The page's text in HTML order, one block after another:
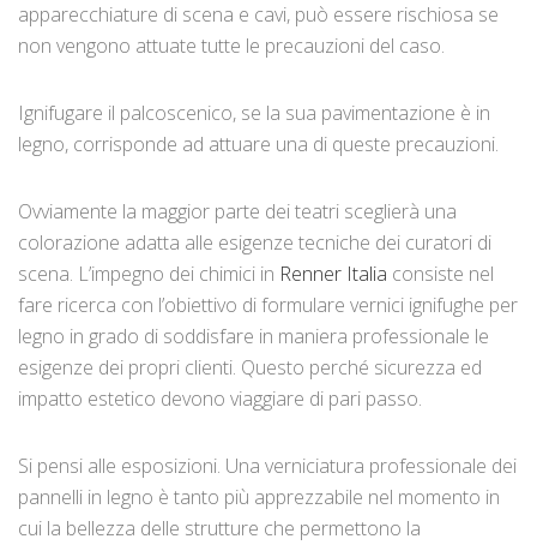
apparecchiature di scena e cavi, può essere rischiosa se
non vengono attuate tutte le precauzioni del caso.
Ignifugare il palcoscenico, se la sua pavimentazione è in
legno, corrisponde ad attuare una di queste precauzioni.
Ovviamente la maggior parte dei teatri sceglierà una
colorazione adatta alle esigenze tecniche dei curatori di
scena. L’impegno dei chimici in Renner Italia consiste nel
fare ricerca con l’obiettivo di formulare vernici ignifughe per
legno in grado di soddisfare in maniera professionale le
esigenze dei propri clienti. Questo perché sicurezza ed
impatto estetico devono viaggiare di pari passo.
Si pensi alle esposizioni. Una verniciatura professionale dei
pannelli in legno è tanto più apprezzabile nel momento in
cui la bellezza delle strutture che permettono la